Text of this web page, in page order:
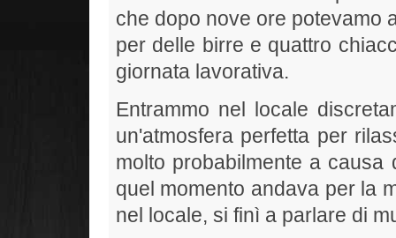
che dopo nove ore potevamo
per delle birre e quattro
giornata lavorativa.
Entrammo nel locale
un'atmosfera perfetta per
molto probabilmente a
quel momento andava per la
nel locale, si finì a parlare di